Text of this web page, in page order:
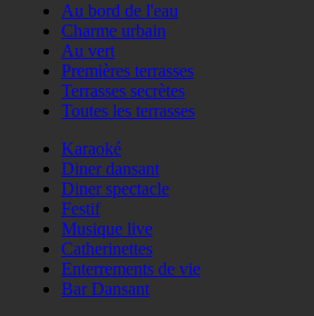
Au bord de l'eau
Charme urbain
Au vert
Premières terrasses
Terrasses secrètes
Toutes les terrasses
Karaoké
Diner dansant
Diner spectacle
Festif
Musique live
Catherinettes
Enterrements de vie
Bar Dansant